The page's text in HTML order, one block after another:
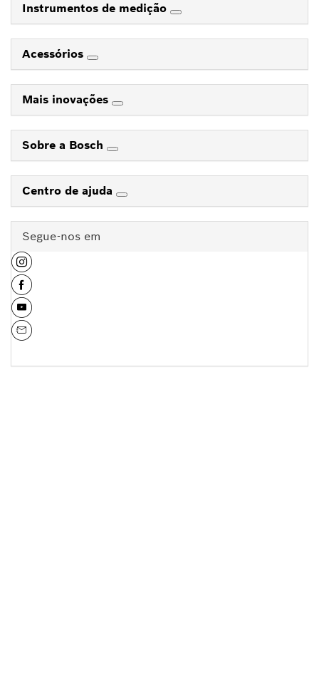
Instrumentos de medição
Acessórios
Mais inovações
Sobre a Bosch
Centro de ajuda
Segue-nos em